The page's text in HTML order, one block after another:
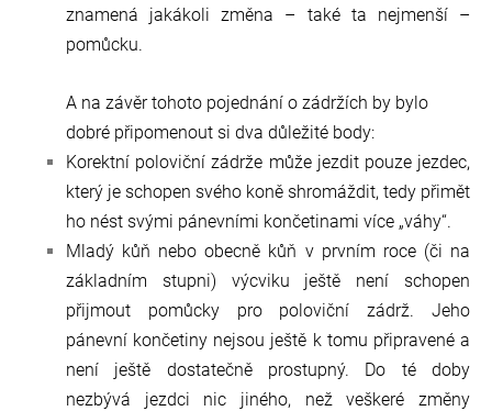
znamená jakákoli změna – také ta nejmenší –
pomůcku.
A na závěr tohoto pojednání o zádržích by bylo
dobré připomenout si dva důležité body:
Korektní poloviční zádrže může jezdit pouze jezdec,
který je schopen svého koně shromáždit, tedy přimět
ho nést svými pánevními končetinami více „váhy“.
Mladý kůň nebo obecně kůň v prvním roce (či na
základním stupni) výcviku ještě není schopen
přijmout pomůcky pro poloviční zádrž. Jeho
pánevní končetiny nejsou ještě k tomu připravené a
není ještě dostatečně prostupný. Do té doby
nezbývá jezdci nic jiného, než veškeré změny